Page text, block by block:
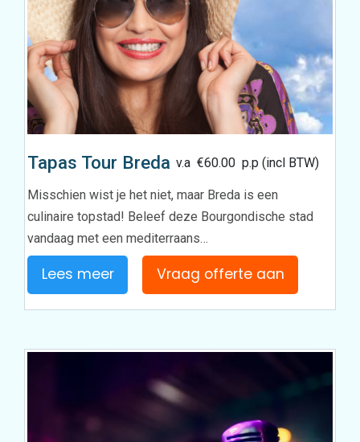
Tapas Tour Breda v.a €60.00p.p (incl BTW)
Misschien wist je het niet, maar Breda is een
culinaire topstad! Beleef deze Bourgondische stad
vandaag met een mediterraans…
Lees meer Vraag offerte aan